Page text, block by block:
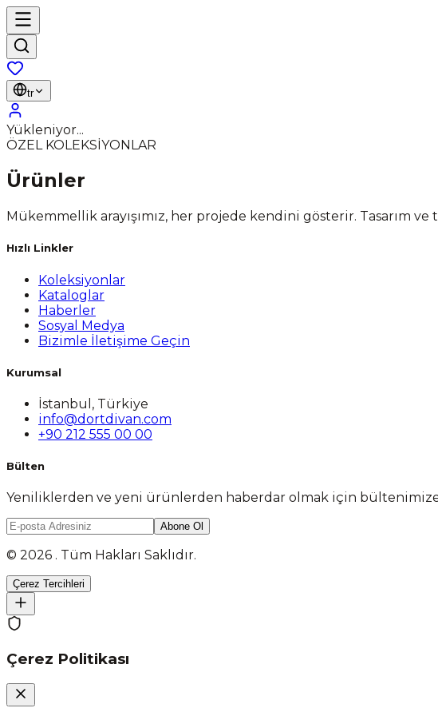
tr
Yükleniyor...
ÖZEL KOLEKSİYONLAR
Ürünler
Mükemmellik arayışımız, her projede kendini gösterir. Tasarım
Hızlı Linkler
Koleksiyonlar
Kataloglar
Haberler
Sosyal Medya
Bizimle İletişime Geçin
Kurumsal
İstanbul, Türkiye
info@dortdivan.com
+90 212 555 00 00
Bülten
Yeniliklerden ve yeni ürünlerden haberdar olmak için
Abone Ol
© 2026 . Tüm Hakları Saklıdır.
Çerez Tercihleri
Çerez Politikası